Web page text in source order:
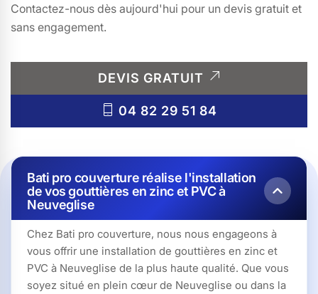
Contactez-nous dès aujourd'hui pour un devis gratuit et
sans engagement.
DEVIS GRATUIT
04 82 29 51 84
Bati pro couverture réalise l'installation
de vos gouttières en zinc et PVC à
Neuveglise
Chez Bati pro couverture, nous nous engageons à
vous offrir une installation de gouttières en zinc et
PVC à Neuveglise de la plus haute qualité. Que vous
soyez situé en plein cœur de Neuveglise ou dans la